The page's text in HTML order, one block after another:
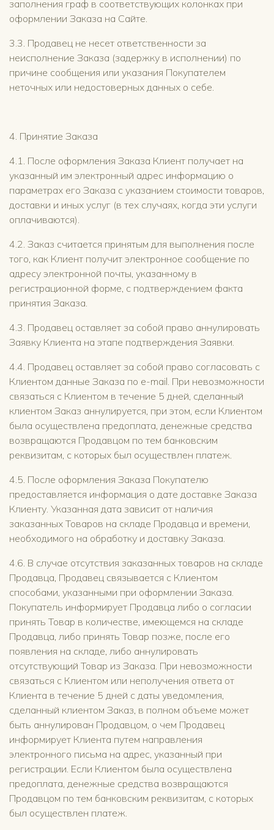
заполнения граф в соответствующих колонках при
оформлении Заказа на Сайте.
3.3. Продавец не несет ответственности за
неисполнение Заказа (задержку в исполнении) по
причине сообщения или указания Покупателем
неточных или недостоверных данных о себе.
4. Принятие Заказа
4.1. После оформления Заказа Клиент получает на
указанный им электронный адрес информацию о
параметрах его Заказа с указанием стоимости товаров,
доставки и иных услуг (в тех случаях, когда эти услуги
оплачиваются).
4.2. Заказ считается принятым для выполнения после
того, как Клиент получит электронное сообщение по
адресу электронной почты, указанному в
регистрационной форме, с подтверждением факта
принятия Заказа.
4.3. Продавец оставляет за собой право аннулировать
Заявку Клиента на этапе подтверждения Заявки.
4.4. Продавец оставляет за собой право согласовать с
Клиентом данные Заказа по e-mail. При невозможности
связаться с Клиентом в течение 5 дней, сделанный
клиентом Заказ аннулируется, при этом, если Клиентом
была осуществлена предоплата, денежные средства
возвращаются Продавцом по тем банковским
реквизитам, с которых был осуществлен платеж.
4.5. После оформления Заказа Покупателю
предоставляется информация о дате доставке Заказа
Клиенту. Указанная дата зависит от наличия
заказанных Товаров на складе Продавца и времени,
необходимого на обработку и доставку Заказа.
4.6. В случае отсутствия заказанных товаров на складе
Продавца, Продавец связывается с Клиентом
способами, указанными при оформлении Заказа.
Покупатель информирует Продавца либо о согласии
принять Товар в количестве, имеющемся на складе
Продавца, либо принять Товар позже, после его
появления на складе, либо аннулировать
отсутствующий Товар из Заказа. При невозможности
связаться с Клиентом или неполучения ответа от
Клиента в течение 5 дней с даты уведомления,
сделанный клиентом Заказ, в полном объеме может
быть аннулирован Продавцом, о чем Продавец
информирует Клиента путем направления
электронного письма на адрес, указанный при
регистрации. Если Клиентом была осуществлена
предоплата, денежные средства возвращаются
Продавцом по тем банковским реквизитам, с которых
был осуществлен платеж.